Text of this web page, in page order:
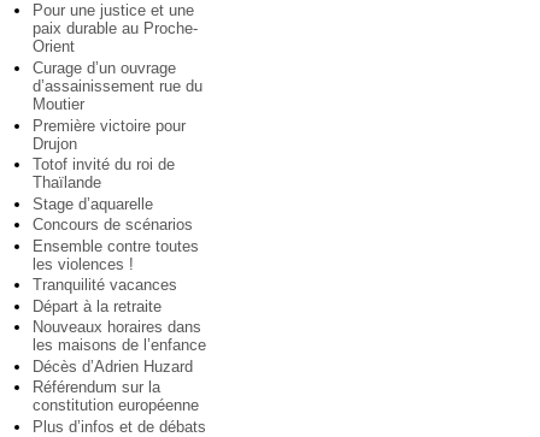
Pour une justice et une
paix durable au Proche-
Orient
Curage d’un ouvrage
d’assainissement rue du
Moutier
Première victoire pour
Drujon
Totof invité du roi de
Thaïlande
Stage d’aquarelle
Concours de scénarios
Ensemble contre toutes
les violences !
Tranquilité vacances
Départ à la retraite
Nouveaux horaires dans
les maisons de l’enfance
Décès d’Adrien Huzard
Référendum sur la
constitution européenne
Plus d’infos et de débats